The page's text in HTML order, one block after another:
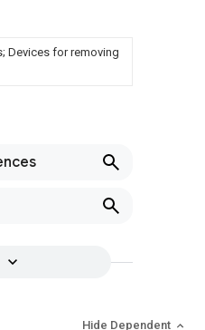
Devices for removing
Hide Dependent